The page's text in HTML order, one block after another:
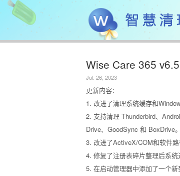
Wise Care 365
Jul. 26, 2023
更新内容：
1. 改进了清理系统缓存和
2. 支持清理 Thunderbird、
Drive、GoodSync 和 BoxDrive。
3. 改进了ActiveX/COM和软件路
4. 修复了注册表碎片整理后系统
5. 在启动管理器中添加了一个新